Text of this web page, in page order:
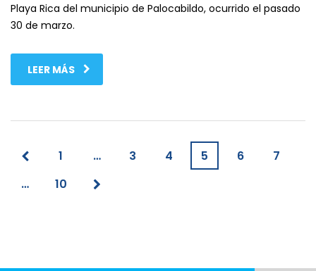
Playa Rica del municipio de Palocabildo, ocurrido el pasado
30 de marzo.
LEER MÁS
1 … 3 4 5 6
7
…
10